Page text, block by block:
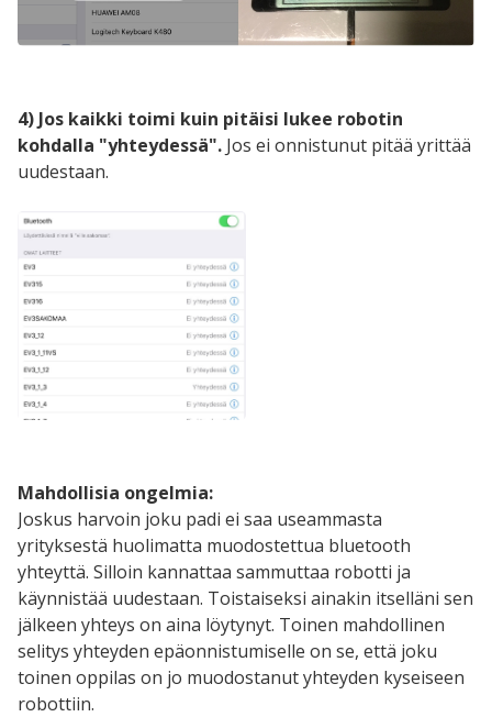
4) Jos kaikki toimi kuin pitäisi lukee robotin
kohdalla "yhteydessä". Jos ei onnistunut pitää yrittää
uudestaan.
Mahdollisia ongelmia:
Joskus harvoin joku padi ei saa useammasta
yrityksestä huolimatta muodostettua bluetooth
yhteyttä. Silloin kannattaa sammuttaa robotti ja
käynnistää uudestaan. Toistaiseksi ainakin itselläni sen
jälkeen yhteys on aina löytynyt. Toinen mahdollinen
selitys yhteyden epäonnistumiselle on se, että joku
toinen oppilas on jo muodostanut yhteyden kyseiseen
robottiin.